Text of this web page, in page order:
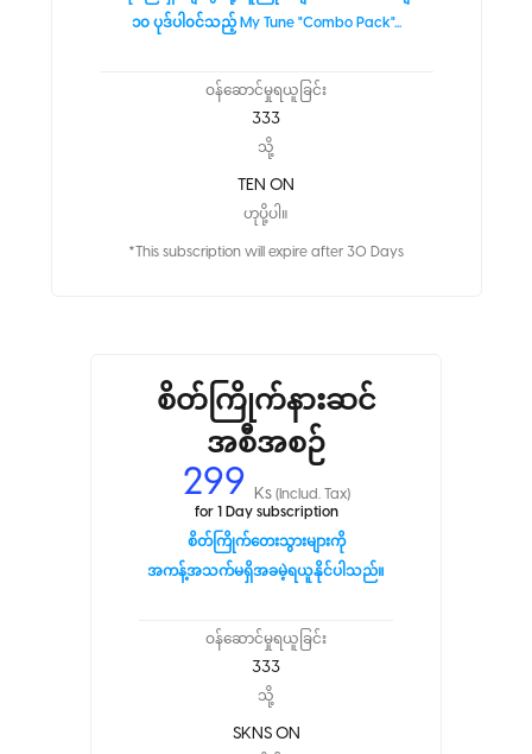
၁၀ ပုဒ်ပါ၀င်သည့် My Tune "Combo Pack"...
ဝန်ဆောင်မှုရယူခြင်း
333
သို့
TEN ON
ဟုပို့ပါ။
*This subscription will expire after 30 Days
စိတ်ကြိုက်နားဆင်
အစီအစဉ်
299 Ks (Includ. Tax)
for 1 Day subscription
စိတ်ကြိုက်တေးသွားများကို
အကန့်အသက်မရှိအခမဲ့ရယူနိုင်ပါသည်။
ဝန်ဆောင်မှုရယူခြင်း
333
သို့
SKNS ON